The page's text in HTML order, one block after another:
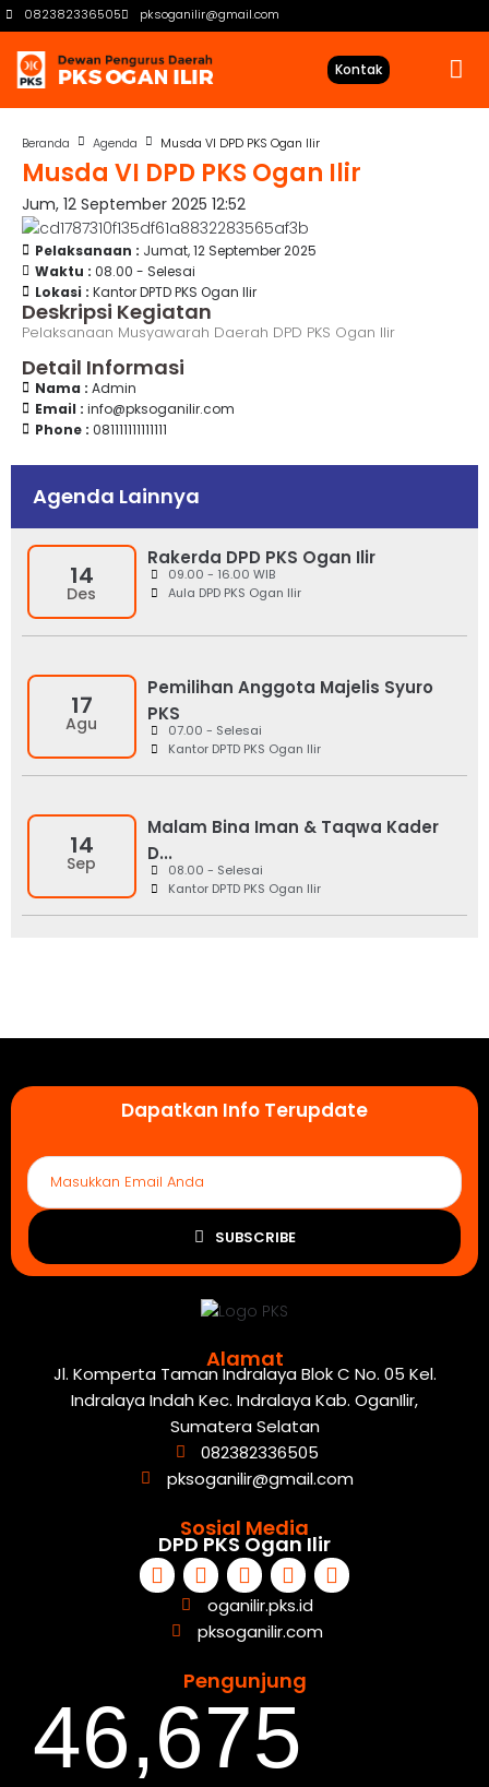
082382336505 pksoganilir@gmail.com
Kontak
Beranda Agenda Musda VI DPD PKS Ogan Ilir
Musda VI DPD PKS Ogan Ilir
Jum, 12 September 2025 12:52
Pelaksanaan : Jumat, 12 September 2025
Waktu : 08.00 - Selesai
Lokasi : Kantor DPTD PKS Ogan Ilir
Deskripsi Kegiatan
Pelaksanaan Musyawarah Daerah DPD PKS Ogan Ilir
Detail Informasi
Nama : Admin
Email : info@pksoganilir.com
Phone : 081111111111111
Agenda Lainnya
14
Des
Rakerda DPD PKS Ogan Ilir
09.00 - 16.00 WIB
Aula DPD PKS Ogan Ilir
17
Agu
Pemilihan Anggota Majelis Syuro
PKS
07.00 - Selesai
Kantor DPTD PKS Ogan Ilir
14
Sep
Malam Bina Iman & Taqwa Kader
D...
08.00 - Selesai
Kantor DPTD PKS Ogan Ilir
Dapatkan Info Terupdate
SUBSCRIBE
Alamat
Jl. Komperta Taman Indralaya Blok C No. 05 Kel.
Indralaya Indah Kec. Indralaya Kab. OganIlir,
Sumatera Selatan
082382336505
pksoganilir@gmail.com
Sosial Media
DPD PKS Ogan Ilir
oganilir.pks.id
pksoganilir.com
Pengunjung
46,675